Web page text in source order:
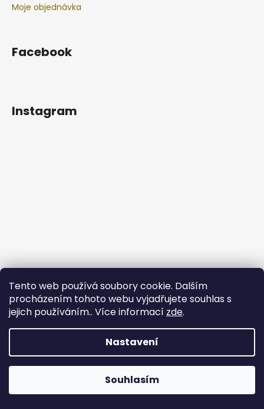
Tento web používá soubory cookie. Dalším
procházením tohoto webu vyjadřujete souhlas s
jejich používáním.. Více informací zde.
Nastavení
Souhlasím
Moje objednávka
Facebook
Instagram
Copyright 2026nadhernevlasy.cz. Všechna práva
vyhrazena.